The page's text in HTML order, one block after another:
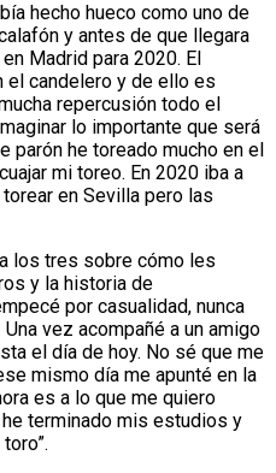
hecho hueco como uno de
y antes de que llegara
Madrid para 2020. El
el candelero y de ello es
repercusión todo el
lo importante que será
parón he toreado mucho en el
mi toreo. En 2020 iba a
en Sevilla pero las
los tres sobre cómo les
y la historia de
por casualidad, nunca
vez acompañé a un amigo
el día de hoy. No sé que me
mismo día me apunté en la
es a lo que me quiero
terminado mis estudios y